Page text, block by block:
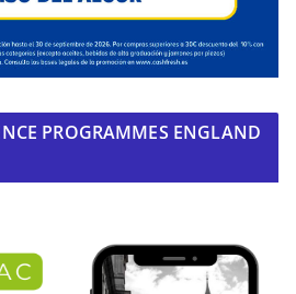
PROGRAMMES ENGLAND